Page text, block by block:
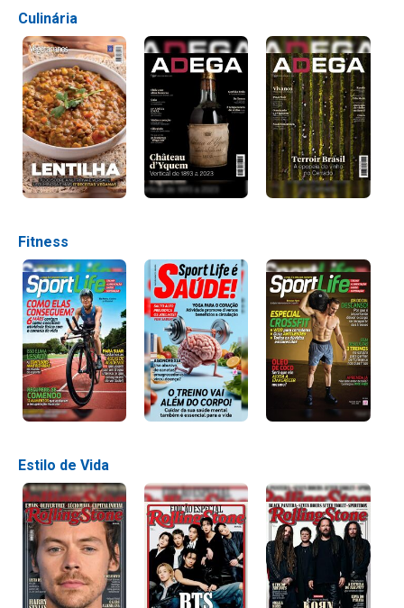
Culinária
Fitness
Estilo de Vida